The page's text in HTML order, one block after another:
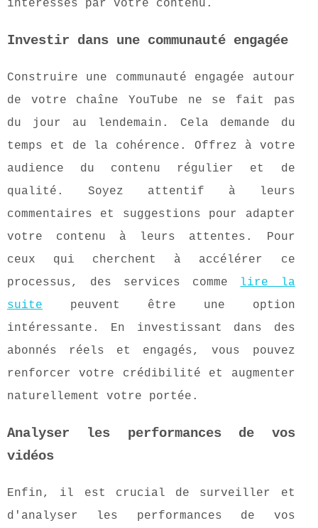
intéressés par votre contenu.
Investir dans une communauté engagée
Construire une communauté engagée autour
de votre chaîne YouTube ne se fait pas
du jour au lendemain. Cela demande du
temps et de la cohérence. Offrez à votre
audience du contenu régulier et de
qualité. Soyez attentif à leurs
commentaires et suggestions pour adapter
votre contenu à leurs attentes. Pour
ceux qui cherchent à accélérer ce
processus, des services comme
lire la
suite peuvent être une option
intéressante. En investissant dans des
abonnés réels et engagés, vous pouvez
renforcer votre crédibilité et augmenter
naturellement votre portée.
Analyser les performances de vos
vidéos
Enfin, il est crucial de surveiller et
d'analyser les performances de vos